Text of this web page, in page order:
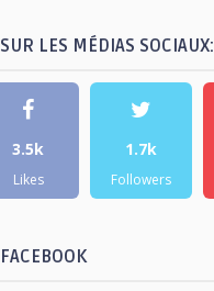
SUR LES MÉDIAS SOCIAUX:
3.5k
Likes
1.7k
Followers
FACEBOOK